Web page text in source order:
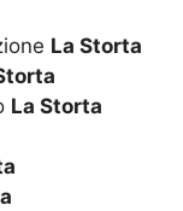
La Storta
La Storta